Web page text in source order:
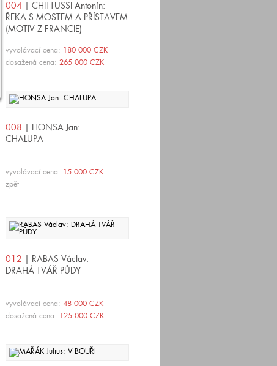
004 | CHITTUSSI Antonín:
ŘEKA S MOSTEM A PŘÍSTAVEM
(MOTIV Z FRANCIE)
vyvolávací cena: 180 000 CZK
dosažená cena: 265 000 CZK
008 | HONSA Jan:
CHALUPA
vyvolávací cena: 15 000 CZK
zpět
012 | RABAS Václav:
DRAHÁ TVÁŘ PŮDY
vyvolávací cena: 48 000 CZK
dosažená cena: 125 000 CZK